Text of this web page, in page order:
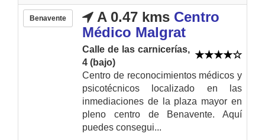
Benavente A 0.47 kms Centro
Médico Malgrat
Calle de las carnicerías,
4 (bajo)
Centro de reconocimientos médicos y
psicotécnicos localizado en las
inmediaciones de la plaza mayor en
pleno centro de Benavente. Aquí
puedes consegui...